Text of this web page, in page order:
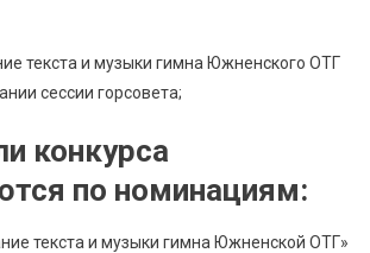
текста и музыки гимна Южненского ОТГ
сессии горсовета;
конкурса
по номинациям:
текста и музыки гимна Южненской ОТГ»